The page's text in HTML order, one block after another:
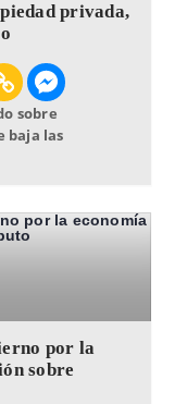
privada,
sobre
baja las
por la
sobre